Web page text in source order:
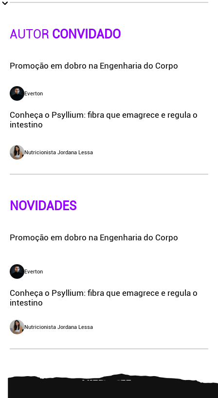
AUTOR CONVIDADO
Promoção em dobro na Engenharia do Corpo
Everton
Conheça o Psyllium: fibra que emagrece e regula o
intestino
Nutricionista Jordana Lessa
NOVIDADES
Promoção em dobro na Engenharia do Corpo
Everton
Conheça o Psyllium: fibra que emagrece e regula o
intestino
Nutricionista Jordana Lessa